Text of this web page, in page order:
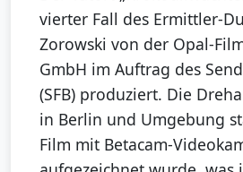
vierter Fall des Ermittler-
Zorowski von der Opal-
GmbH im Auftrag des
(SFB) produziert. Die
in Berlin und Umgebung
Film mit Betacam-